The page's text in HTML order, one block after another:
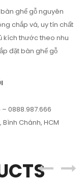
ghế gỗ nguyên
chắp vá, uy tín chất
kích thước theo nhu
đặt bàn ghế gỗ
0888.987.666
Bình Chánh, HCM